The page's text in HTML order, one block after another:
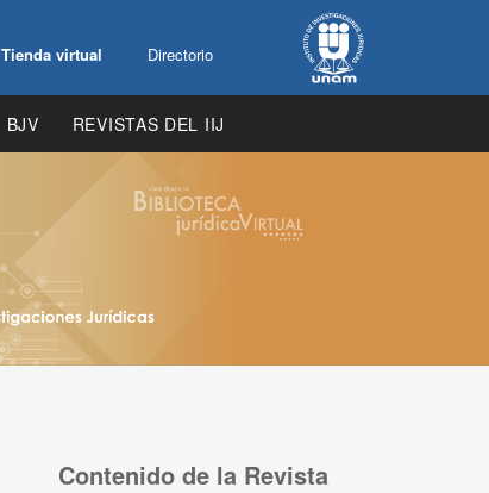
Tienda virtual Directorio
BJV REVISTAS DEL IIJ
Contenido de la Revista